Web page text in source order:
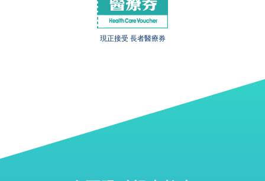
現正接受 長者醫療券